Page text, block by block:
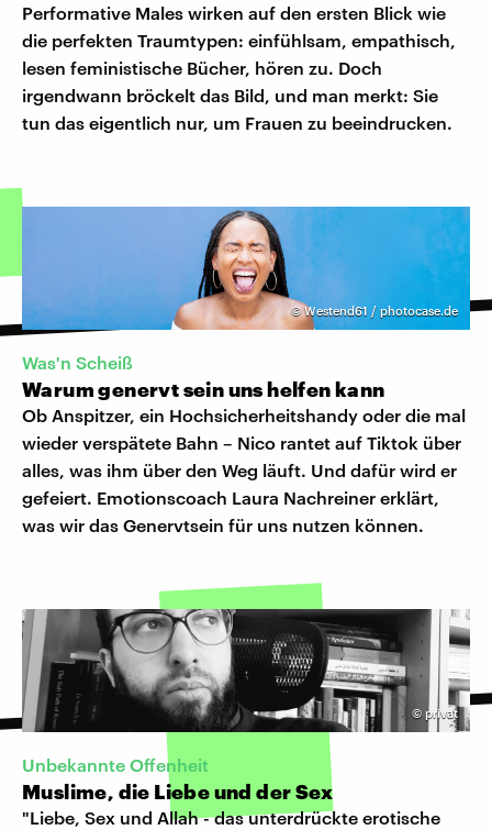
Performative Males wirken auf den ersten Blick wie
die perfekten Traumtypen: einfühlsam, empathisch,
lesen feministische Bücher, hören zu. Doch
irgendwann bröckelt das Bild, und man merkt: Sie
tun das eigentlich nur, um Frauen zu beeindrucken.
© Westend61 / photocase.de
Was'n Scheiß
Warum genervt sein uns helfen kann
Ob Anspitzer, ein Hochsicherheitshandy oder die mal
wieder verspätete Bahn – Nico rantet auf Tiktok über
alles, was ihm über den Weg läuft. Und dafür wird er
gefeiert. Emotionscoach Laura Nachreiner erklärt,
was wir das Genervtsein für uns nutzen können.
© privat
Unbekannte Offenheit
Muslime, die Liebe und der Sex
"Liebe, Sex und Allah - das unterdrückte erotische